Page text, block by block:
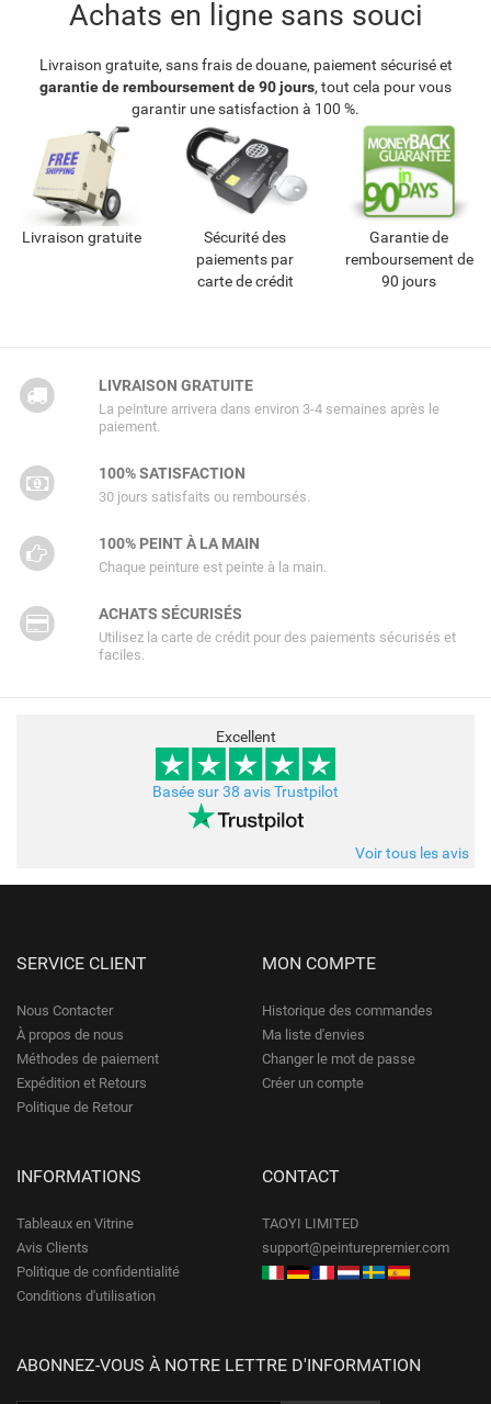
Achats en ligne sans souci
Livraison gratuite, sans frais de douane, paiement sécurisé et
garantie de remboursement de 90 jours, tout cela pour vous
garantir une satisfaction à 100 %.
Livraison gratuite
Sécurité des
paiements par
carte de crédit
Garantie de
remboursement de
90 jours
LIVRAISON GRATUITE
La peinture arrivera dans environ 3-4 semaines après le
paiement.
100% SATISFACTION
30 jours satisfaits ou remboursés.
100% PEINT À LA MAIN
Chaque peinture est peinte à la main.
ACHATS SÉCURISÉS
Utilisez la carte de crédit pour des paiements sécurisés et
faciles.
Excellent
Basée sur 38 avis Trustpilot
Voir tous les avis
SERVICE CLIENT
Nous Contacter
À propos de nous
Méthodes de paiement
Expédition et Retours
Politique de Retour
MON COMPTE
Historique des commandes
Ma liste d'envies
Changer le mot de passe
Créer un compte
INFORMATIONS
Tableaux en Vitrine
Avis Clients
Politique de confidentialité
Conditions d'utilisation
CONTACT
TAOYI LIMITED
support@peinturepremier.com
ABONNEZ-VOUS À NOTRE LETTRE D'INFORMATION